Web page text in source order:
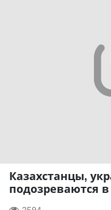
Казахстанцы,
подозреваются